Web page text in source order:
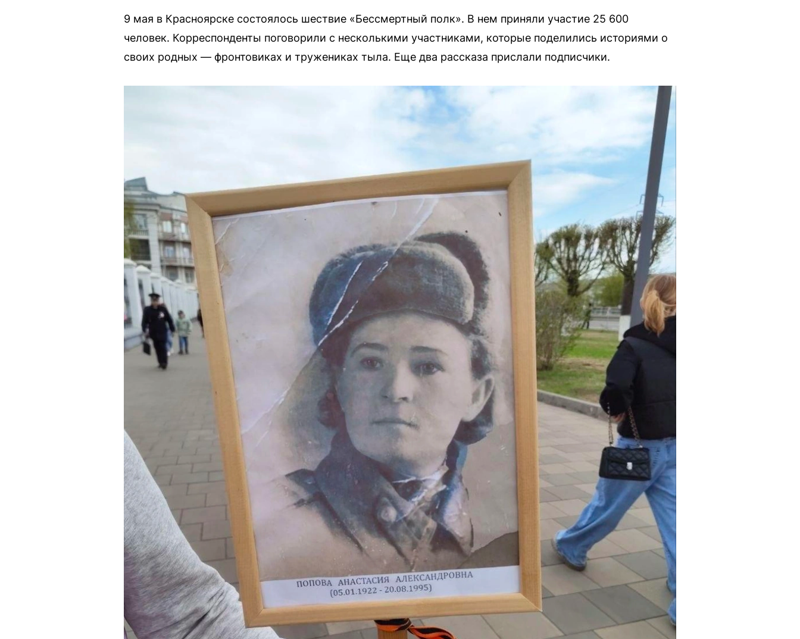
9 мая в Красноярске состоялось шествие «Бессмертный полк». В нем приняли участие 25 600
человек. Корреспонденты поговорили с несколькими участниками, которые поделились историями о
своих родных — фронтовиках и тружениках тыла. Еще два рассказа прислали подписчики.